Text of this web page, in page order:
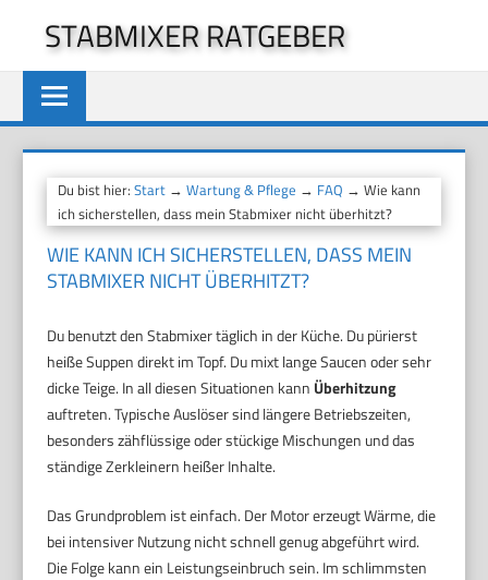
springen
STABMIXER RATGEBER
Du bist hier:Start →Wartung & Pflege → FAQ → Wie kann
ich sicherstellen, dass mein Stabmixer nicht überhitzt?
WIE KANN ICH SICHERSTELLEN, DASS MEIN
STABMIXER NICHT ÜBERHITZT?
Du benutzt den Stabmixer täglich in der Küche. Du pürierst
heiße Suppen direkt im Topf. Du mixt lange Saucen oder sehr
dicke Teige. In all diesen Situationen kann Überhitzung
auftreten. Typische Auslöser sind längere Betriebszeiten,
besonders zähflüssige oder stückige Mischungen und das
ständige Zerkleinern heißer Inhalte.
Das Grundproblem ist einfach. Der Motor erzeugt Wärme, die
bei intensiver Nutzung nicht schnell genug abgeführt wird.
Die Folge kann ein Leistungseinbruch sein. Im schlimmsten